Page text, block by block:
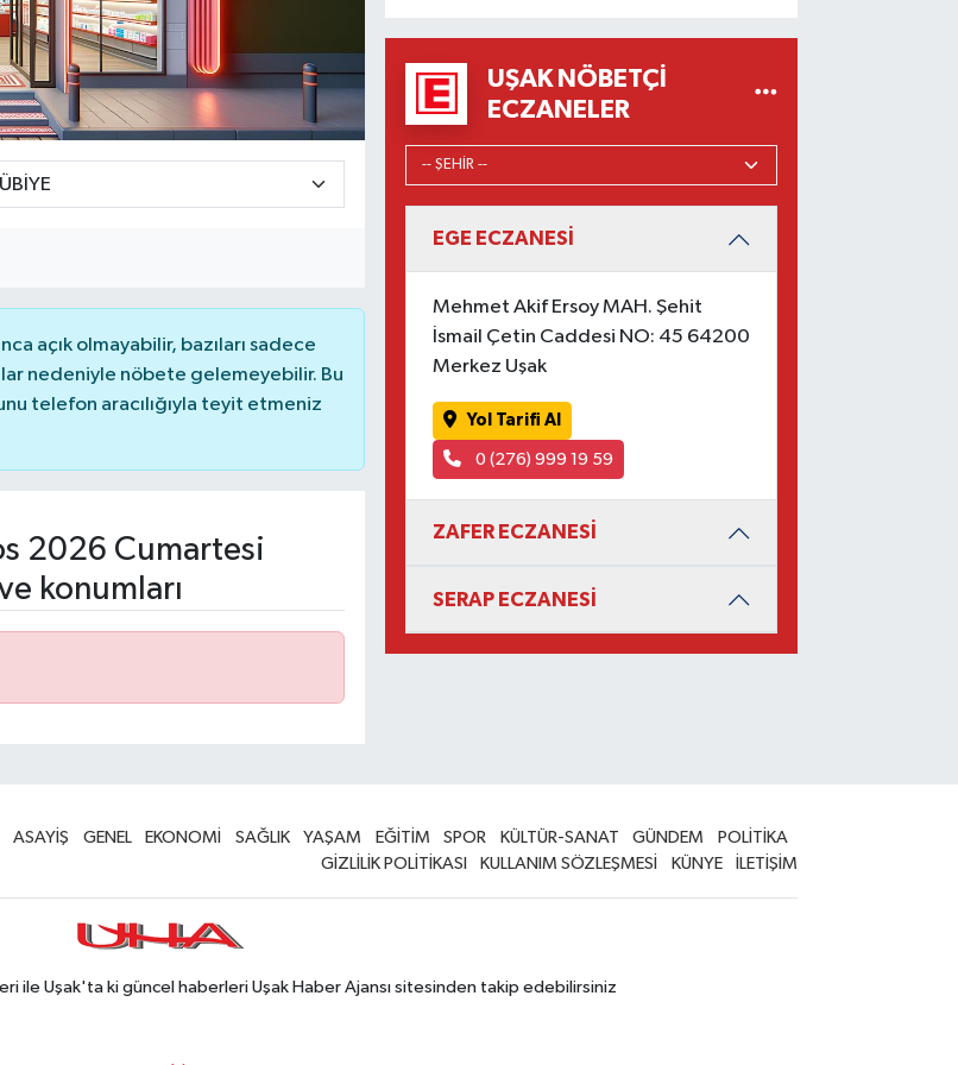
açık olmayabilir, bazıları sadece
nedeniyle nöbete gelemeyebilir. Bu
telefon aracılığıyla teyit etmeniz
2026 Cumartesi
konumları
UŞAK NÖBETÇI
ECZANELER
EGE ECZANESİ
Mehmet Akif Ersoy MAH. Şehit
İsmail Çetin Caddesi NO: 45 64200
Merkez Uşak
Yol Tarifi Al
0 (276) 999 19 59
ZAFER ECZANESİ
SERAP ECZANESİ
ASAYİŞ GENEL EKONOMİ SAĞLIK YAŞAM EĞİTİM SPOR KÜLTÜR-SANAT GÜNDEM
POLİTİKA
GİZLİLİK POLİTİKASI
KULLANIM SÖZLEŞMESİ KÜNYE İLETİŞİM
ile Uşak'ta ki güncel haberleri Uşak Haber Ajansı sitesinden takip edebilirsiniz